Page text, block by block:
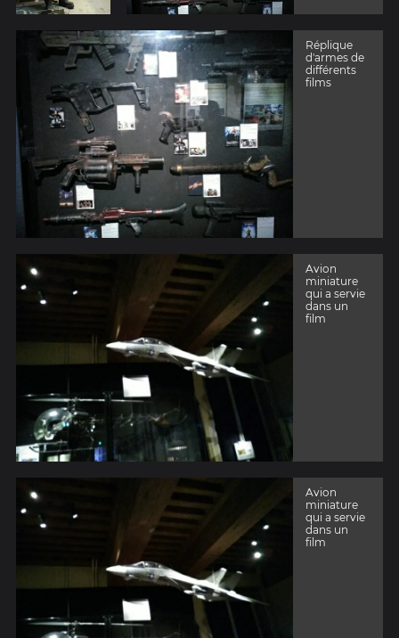
Réplique
d'armes de
différents
films
Avion
miniature
qui a servie
dans un
film
Avion
miniature
qui a servie
dans un
film